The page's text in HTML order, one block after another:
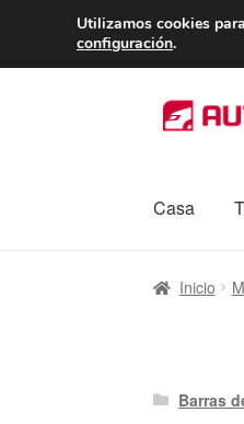
Ir
a
Ir
al
Casa
InicioCaja
Inicio
Barras
Utilizamos cookies
configuración.